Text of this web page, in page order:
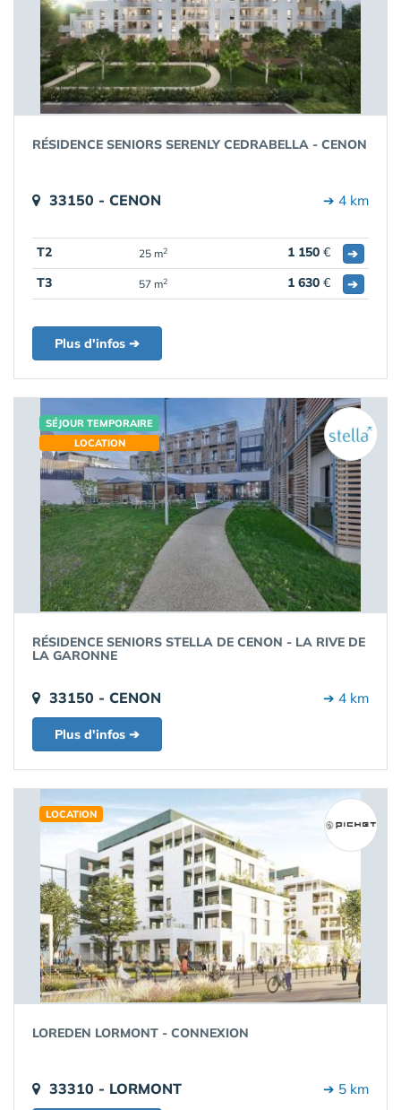
RÉSIDENCE SENIORS SERENLY CEDRABELLA - CENON
33150 - CENON ➔ 4 km
T2 25 m2 1 150 €
➔
T3
57 m2 1 630 € ➔
Plus d'infos ➔
SÉJOUR TEMPORAIRE
LOCATION
RÉSIDENCE SENIORS STELLA DE CENON - LA RIVE DE
LA GARONNE
33150 - CENON ➔ 4 km
Plus d'infos ➔
LOCATION
LOREDEN LORMONT - CONNEXION
33310 - LORMONT ➔ 5 km